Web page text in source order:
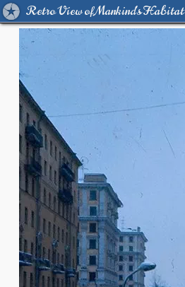
Retro View of Mankind's Habitat